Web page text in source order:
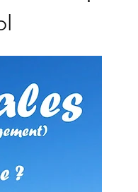
Printemps